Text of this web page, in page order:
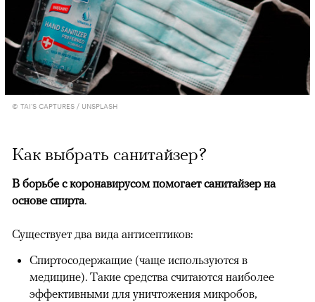
© TAI'S CAPTURES / UNSPLASH
00:00 / 00:00
Как выбрать санитайзер?
В борьбе с коронавирусом помогает санитайзер на
основе спирта.
Существует два вида антисептиков:
Спиртосодержащие (чаще используются в
медицине). Такие средства считаются наиболее
эффективными для уничтожения микробов,